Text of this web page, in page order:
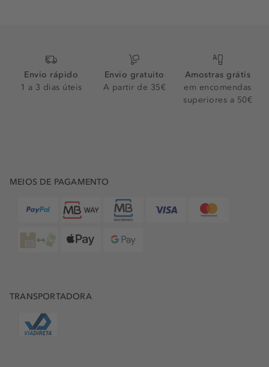
Envio rápido
1 a 3 dias úteis
Envio gratuito
A partir de 35€
Amostras grátis
em encomendas
superiores a 50€
MEIOS DE PAGAMENTO
TRANSPORTADORA